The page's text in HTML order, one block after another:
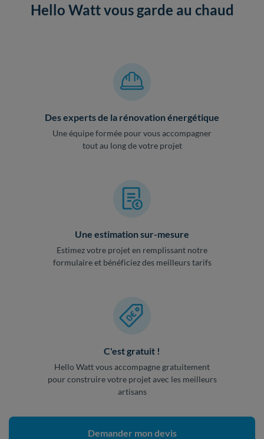
Hello Watt vous garde au chaud
Des experts de la rénovation énergétique
Une équipe formée pour vous accompagner
tout au long de votre projet
Une estimation sur-mesure
Estimez votre projet en remplissant notre
formulaire et bénéficiez des meilleurs tarifs
C'est gratuit !
Hello Watt vous accompagne gratuitement
pour construire votre projet avec les meilleurs
artisans
Demander mon devis